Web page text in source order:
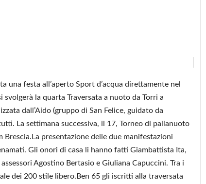
una festa all’aperto Sport d’acqua direttamente nel
svolgerà la quarta Traversata a nuoto da Torri a
dall’Aido (gruppo di San Felice, guidato da
La settimana successiva, il 17, Torneo di pallanuoto
presentazione delle due manifestazioni
Gli onori di casa li hanno fatti Giambattista Ita,
Agostino Bertasio e Giuliana Capuccini. Tra i
dei 200 stile libero.Ben 65 gli iscritti alla traversata